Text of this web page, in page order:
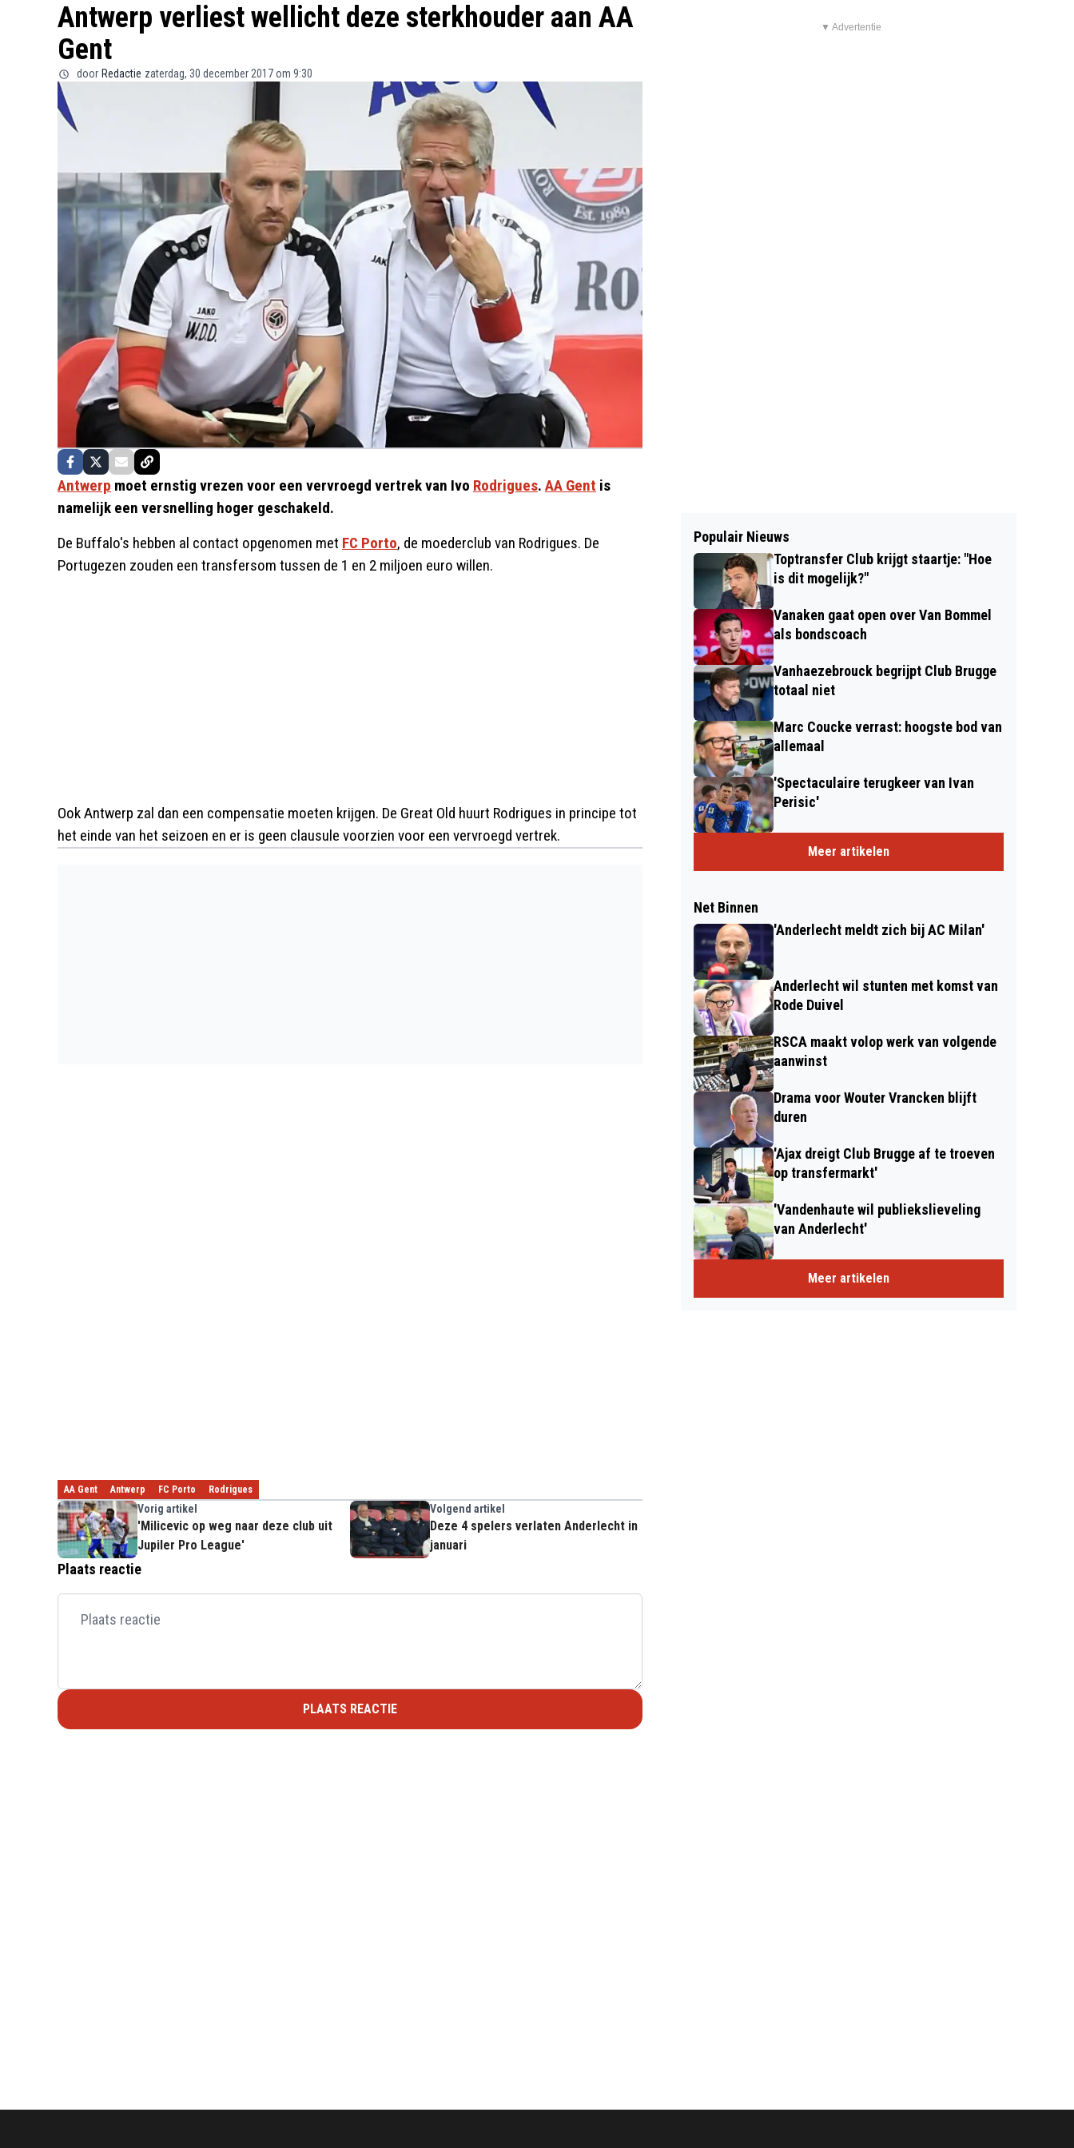
Antwerp verliest wellicht deze sterkhouder aan AA
Gent
door Redactie zaterdag, 30 december 2017 om 9:30
Antwerp moet ernstig vrezen voor een vervroegd vertrek van Ivo Rodrigues. AA Gent is
namelijk een versnelling hoger geschakeld.
De Buffalo's hebben al contact opgenomen met FC Porto, de moederclub van Rodrigues. De
Portugezen zouden een transfersom tussen de 1 en 2 miljoen euro willen.
Ook Antwerp zal dan een compensatie moeten krijgen. De Great Old huurt Rodrigues in principe tot
het einde van het seizoen en er is geen clausule voorzien voor een vervroegd vertrek.
AA Gent Antwerp FC Porto Rodrigues
Vorig artikel
'Milicevic op weg naar deze club uit
Jupiler Pro League'
Volgend artikel
Deze 4 spelers verlaten Anderlecht in
januari
Plaats reactie
PLAATS REACTIE
▼ Advertentie
Populair Nieuws
Toptransfer Club krijgt staartje: "Hoe
is dit mogelijk?"
Vanaken gaat open over Van Bommel
als bondscoach
Vanhaezebrouck begrijpt Club Brugge
totaal niet
Marc Coucke verrast: hoogste bod van
allemaal
'Spectaculaire terugkeer van Ivan
Perisic'
Meer artikelen
Net Binnen
'Anderlecht meldt zich bij AC Milan'
Anderlecht wil stunten met komst van
Rode Duivel
RSCA maakt volop werk van volgende
aanwinst
Drama voor Wouter Vrancken blijft
duren
'Ajax dreigt Club Brugge af te troeven
op transfermarkt'
'Vandenhaute wil publiekslieveling
van Anderlecht'
Meer artikelen